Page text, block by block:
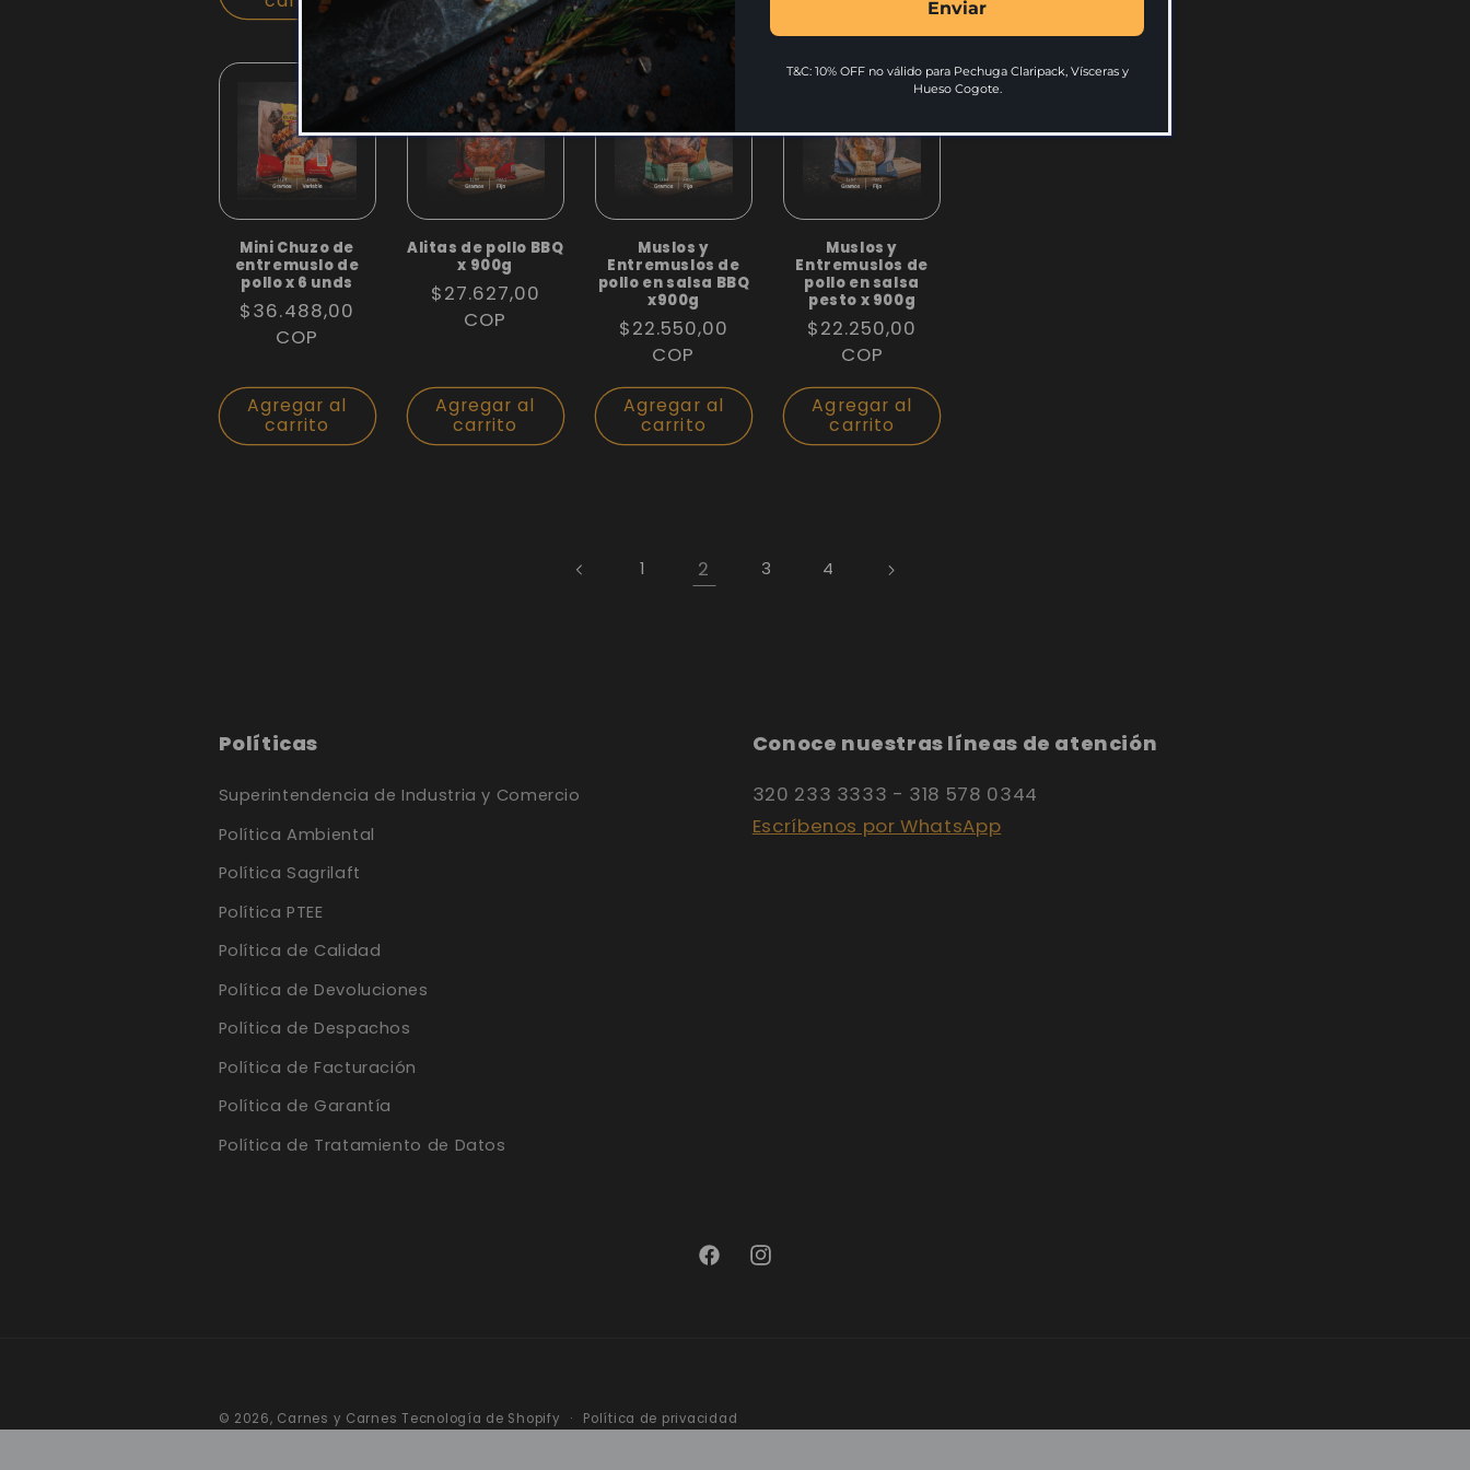
Mini Chuzo de
entremuslo de
pollo x 6 unds
Precio
habitual
$36.488,00
COP
Agregar al
carrito
Alitas de pollo BBQ
x 900g
Precio
habitual
$27.627,00
COP
Agregar al
carrito
Muslos y
Entremuslos de
pollo en salsa BBQ
x900g
Precio
habitual
$22.550,00
COP
Agregar al
carrito
Muslos y
Entremuslos de
pollo en salsa
pesto x 900g
Precio
habitual
$22.250,00
COP
Agregar al
carrito
1 2 3 4
Políticas
Superintendencia de Industria y Comercio
Política Ambiental
Política Sagrilaft
Política PTEE
Política de Calidad
Política de Devoluciones
Política de Despachos
Política de Facturación
Política de Garantía
Política de Tratamiento de Datos
Conoce nuestras líneas de atención
320 233 3333 - 318 578 0344
Escríbenos por WhatsApp
FacebookInstagram
de
© 2026, Carnes y Carnes Tecnología de Shopify Política de privacidad
Enviar
T&C: 10% OFF no válido para Pechuga Claripack, Vísceras y
Hueso Cogote.